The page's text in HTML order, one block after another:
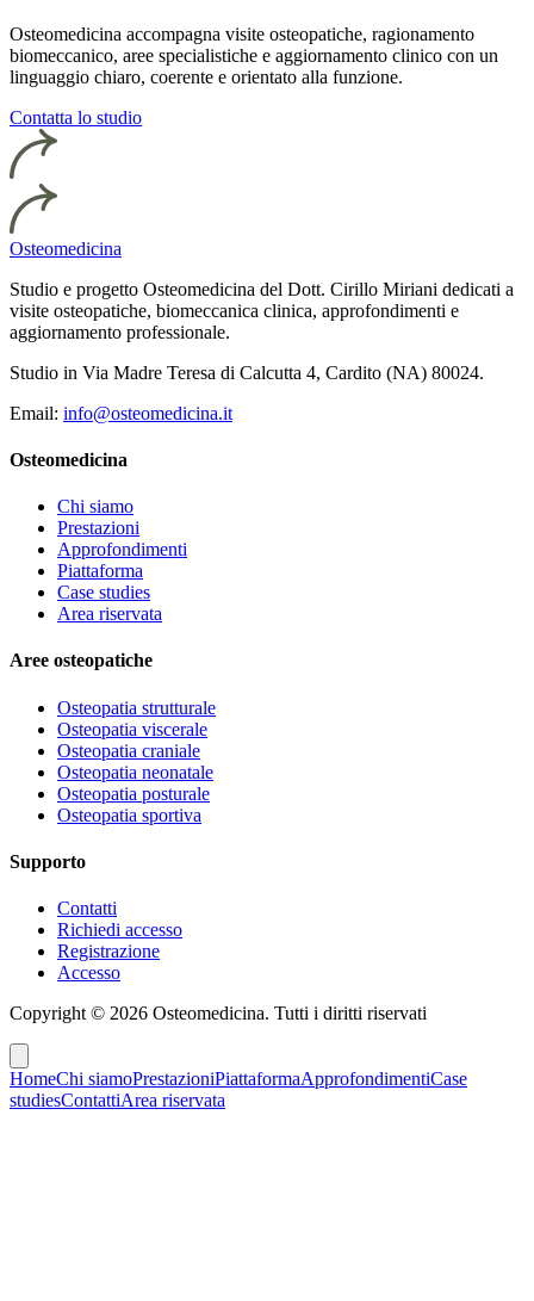
Osteomedicina accompagna visite osteopatiche, ragionamento
biomeccanico, aree specialistiche e aggiornamento clinico con un
linguaggio chiaro, coerente e orientato alla funzione.
Contatta lo studio
Osteomedicina
Studio e progetto Osteomedicina del Dott. Cirillo Miriani dedicati a
visite osteopatiche, biomeccanica clinica, approfondimenti e
aggiornamento professionale.
Studio in Via Madre Teresa di Calcutta 4, Cardito (NA) 80024.
Email: info@osteomedicina.it
Osteomedicina
Chi siamo
Prestazioni
Approfondimenti
Piattaforma
Case studies
Area riservata
Aree osteopatiche
Osteopatia strutturale
Osteopatia viscerale
Osteopatia craniale
Osteopatia neonatale
Osteopatia posturale
Osteopatia sportiva
Supporto
Contatti
Richiedi accesso
Registrazione
Accesso
Copyright © 2026 Osteomedicina. Tutti i diritti riservati
HomeChi siamoPrestazioniPiattaformaApprofondimentiCase
studiesContattiArea riservata